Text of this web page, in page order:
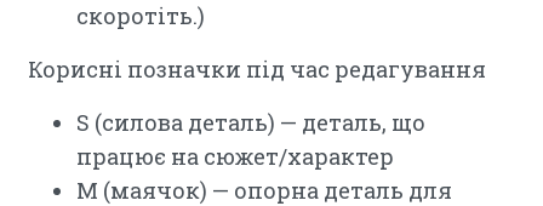
скоротіть.)
Корисні позначки під час редагування
S (силова деталь) — деталь, що
працює на сюжет/характер
M (маячок) — опорна деталь для